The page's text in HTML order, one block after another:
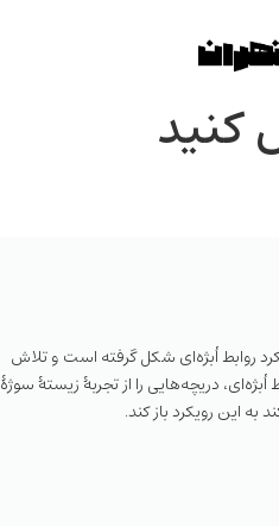
کنید
روابط اُبژه‌ای شکل گرفته است و تلاش
دریچه‌هایی را از تجربهٔ زیستهٔ سوژهٔ
به این رویکرد باز کند.